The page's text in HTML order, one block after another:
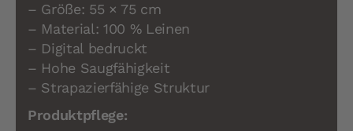
– Größe: 55 × 75 cm
– Material: 100 % Leinen
– Digital bedruckt
– Hohe Saugfähigkeit
– Strapazierfähige Struktur
Produktpflege: